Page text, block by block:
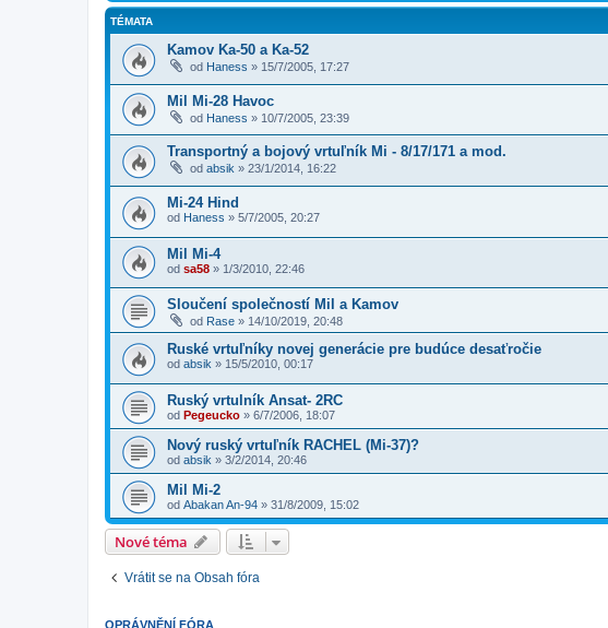
TÉMATA
Kamov Ka-50 a Ka-52
od Haness » 15/7/2005, 17:27
Mil Mi-28 Havoc
od Haness » 10/7/2005, 23:39
Transportný a bojový vrtuľník Mi - 8/17/171 a mod.
od absik » 23/1/2014, 16:22
Mi-24 Hind
od Haness » 5/7/2005, 20:27
Mil Mi-4
od sa58 » 1/3/2010, 22:46
Sloučení společností Mil a Kamov
od Rase » 14/10/2019, 20:48
Ruské vrtuľníky novej generácie pre budúce desaťročie
od absik » 15/5/2010, 00:17
Ruský vrtulník Ansat- 2RC
od Pegeucko » 6/7/2006, 18:07
Nový ruský vrtuľník RACHEL (Mi-37)?
od absik » 3/2/2014, 20:46
Mil Mi-2
od Abakan An-94 » 31/8/2009, 15:02
Nové téma
Vrátit se na Obsah fóra
OPRÁVNĚNÍ FÓRA